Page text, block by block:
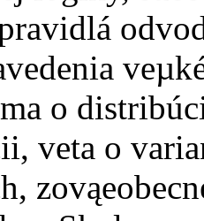
o
veta o